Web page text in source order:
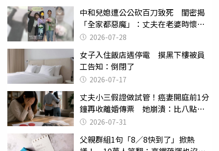
中和兒媳遭公公砍百刀致死 閨密揭
「全家都惡魔」：丈夫在老婆時懷孕
摔東西
2026-07-28
女子入住飯店遇停電 摸黑下樓被員
工告知：倒閉了
2026-07-17
丈夫小三假證做試管！癌妻開庭前1分
鐘再收離婚傳票 她崩潰：比八點檔
還扯2026-07-31
父親群組1句「8／8快到了」掀熱